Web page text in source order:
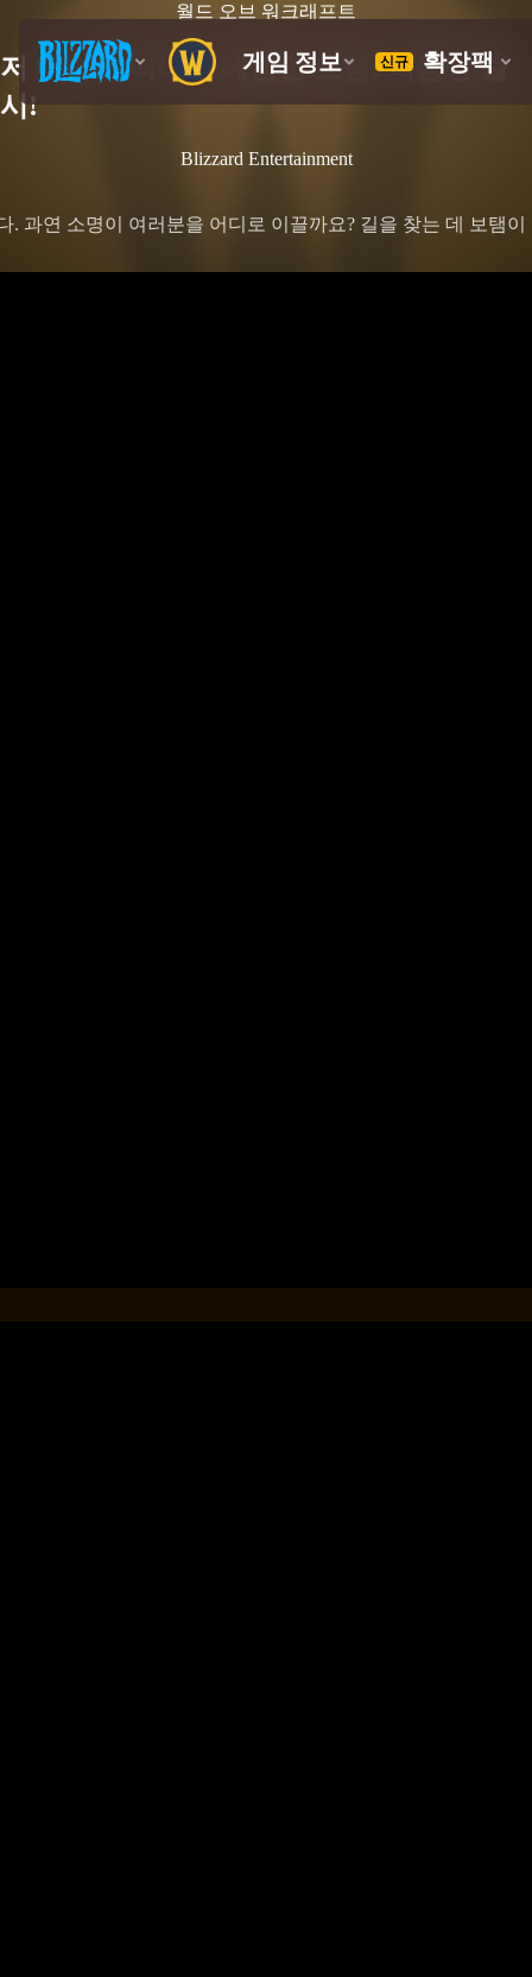
월드 오브 워크래프트
저 너머로 떠나는 대담한 모험: 어둠땅 출
시!
Blizzard Entertainment
. 과연 소명이 여러분을 어디로 이끌까요? 길을 찾는 데 보탬